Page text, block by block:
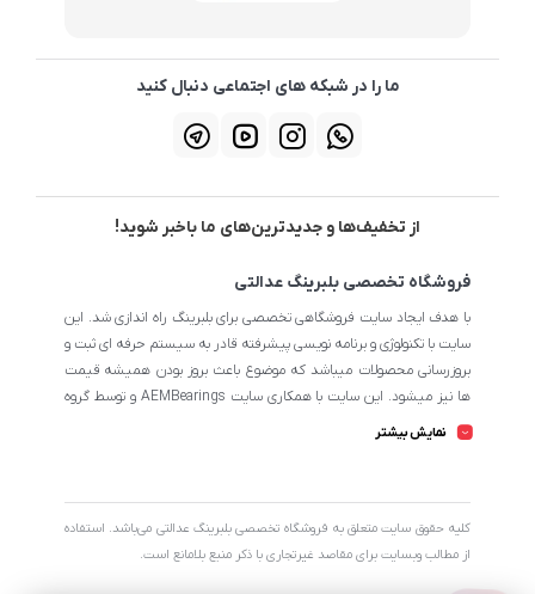
ما را در شبکه های اجتماعی دنبال کنید
از تخفیف‌ها و جدیدترین‌های ما باخبر شوید!
فروشگاه تخصصی بلبرینگ عدالتی
با هدف ایجاد سایت فروشگاهی تخصصی برای بلبرینگ راه اندازی شد. این
سایت با تکنولوژی و برنامه نویسی پیشرفته قادر به سیستم حرفه ای ثبت و
بروزرسانی محصولات میباشد که موضوع باعث بروز بودن همیشه قیمت
ها نیز میشود. این سایت با همکاری سایت AEMBearings و توسط گروه
فروشگاه انتخاب و خریداری نمایند.
نمایش بیشتر
کليه حقوق سايت متعلق به فروشگاه تخصصی بلبرینگ عدالتی می‌باشد. استفاده
از مطالب وبسایت برای مقاصد غیرتجاری با ذکر منبع بلامانع است.